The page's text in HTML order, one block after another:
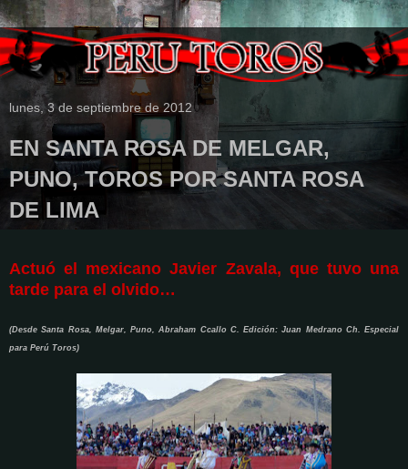
lunes, 3 de septiembre de 2012
EN SANTA ROSA DE MELGAR,
PUNO, TOROS POR SANTA ROSA
DE LIMA
Actuó el mexicano Javier Zavala, que tuvo una
tarde para el olvido…
(Desde Santa Rosa, Melgar, Puno, Abraham Ccallo C. Edición: Juan Medrano Ch. Especial
para Perú Toros)